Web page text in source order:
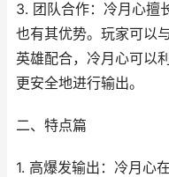
3. 团队合作：冷月心擅
也有其优势。玩家可以
英雄配合，冷月心可以
更安全地进行输出。
二、特点篇
1. 高爆发输出：冷月心